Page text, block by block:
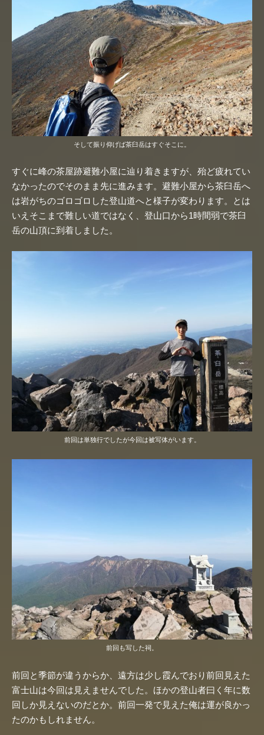
そして振り仰げば茶臼岳はすぐそこに。
すぐに峰の茶屋跡避難小屋に辿り着きますが、殆ど疲れてい
なかったのでそのまま先に進みます。避難小屋から茶臼岳へ
は岩がちのゴロゴロした登山道へと様子が変わります。とは
いえそこまで難しい道ではなく、登山口から1時間弱で茶臼
岳の山頂に到着しました。
前回は単独行でしたが今回は被写体がいます。
前回も写した祠。
前回と季節が違うからか、遠方は少し霞んでおり前回見えた
富士山は今回は見えませんでした。ほかの登山者曰く年に数
回しか見えないのだとか。前回一発で見えた俺は運が良かっ
たのかもしれません。